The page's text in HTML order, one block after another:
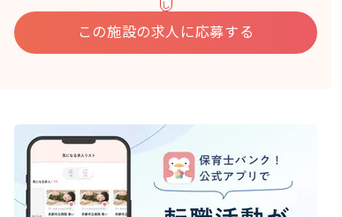
し
む
この施設の求人に応募する